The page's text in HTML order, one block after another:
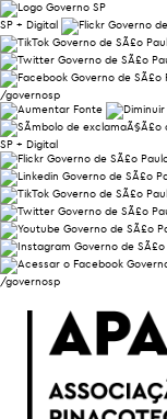
SP + Digital
/governosp
SP + Digital
/governosp